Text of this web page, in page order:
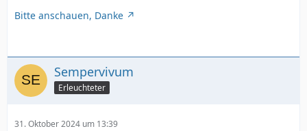
Bitte anschauen, Danke
Sempervivum
Erleuchteter
31. Oktober 2024 um 13:39